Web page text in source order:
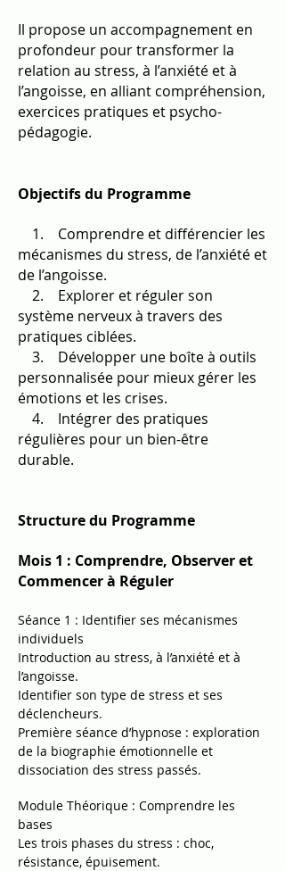
Il propose un accompagnement en
profondeur pour transformer la
relation au stress, à l’anxiété et à
l’angoisse, en alliant compréhension,
exercices pratiques et psycho-
pédagogie.
Objectifs du Programme
1. Comprendre et différencier les
mécanismes du stress, de l’anxiété et
de l’angoisse.
2. Explorer et réguler son
système nerveux à travers des
pratiques ciblées.
3. Développer une boîte à outils
personnalisée pour mieux gérer les
émotions et les crises.
4. Intégrer des pratiques
régulières pour un bien-être
durable.
Structure du Programme
Mois 1 : Comprendre, Observer et
Commencer à Réguler
Séance 1 : Identifier ses mécanismes
individuels
Introduction au stress, à l’anxiété et à
l’angoisse.
Identifier son type de stress et ses
déclencheurs.
Première séance d’hypnose : exploration
de la biographie émotionnelle et
dissociation des stress passés.
Module Théorique : Comprendre les
bases
Les trois phases du stress : choc,
résistance, épuisement.